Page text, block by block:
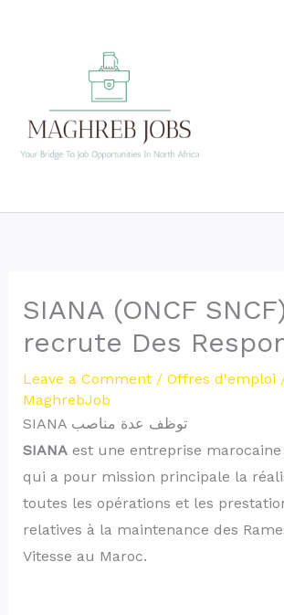
SIANA (ONCF
recrute Des
Leave a Comment / Offres d'emploi
MaghrebJob
SIANA توظف عدة مناصب
SIANAest une entreprise marocaine
qui a pour mission principale la
toutes les opérations et les
relatives à la maintenance des
Vitesse au Maroc.